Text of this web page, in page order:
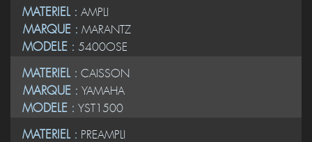
MATERIEL : AMPLI
MARQUE : MARANTZ
MODELE : 5400OSE
MATERIEL : CAISSON
MARQUE : YAMAHA
MODELE : YST1500
MATERIEL : PREAMPLI